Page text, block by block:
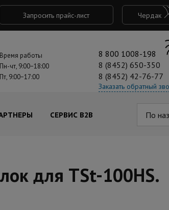
Запросить прайс-лист Чердак
Время работы
Пн-чт, 9:00−18:00
Пт, 9:00−17:00
8 800 1008-198
8 (8452) 650-350
8 (8452) 42-76-77
Заказать обратный
СЕРВИС B2B По
для TSt-100HS.